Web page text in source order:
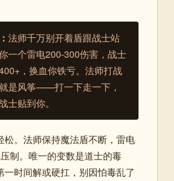
法师千万别开着盾跟战士站
一个雷电200-300伤害，战士
，换血你铁亏。法师打战
是风筝——打一下走一下，
士贴到你。
松。法师保持魔法盾不断，雷电
制。唯一的变数是道士的毒
时间解或硬扛，别因怕毒乱了